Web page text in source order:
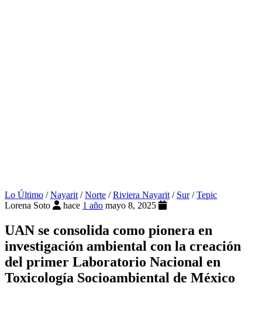
Lo Último /Nayarit/Norte /Riviera Nayarit/ Sur/Tepic
Lorena Soto
hace 1 año mayo 8, 2025
UAN se consolida como pionera en
investigación ambiental con la creación
del primer Laboratorio Nacional en
Toxicología Socioambiental de México